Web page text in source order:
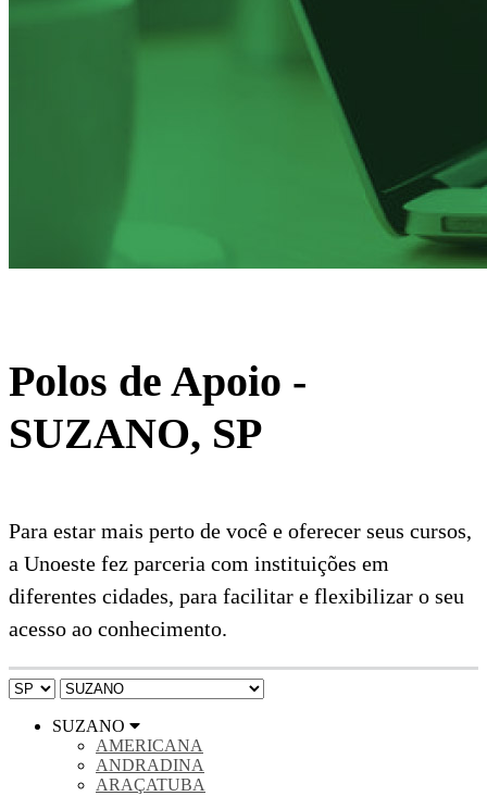
Polos de Apoio -
SUZANO, SP
Para estar mais perto de você e oferecer seus cursos,
a Unoeste fez parceria com instituições em
diferentes cidades, para facilitar e flexibilizar o seu
acesso ao conhecimento.
SUZANO
AMERICANA
ANDRADINA
ARAÇATUBA